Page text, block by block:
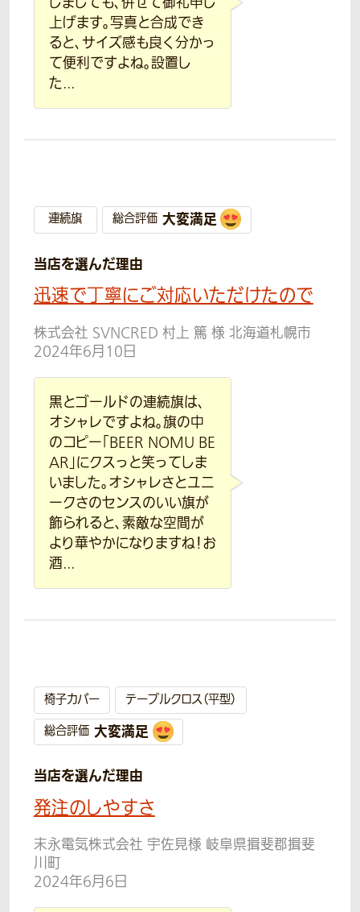
上げます。写真と合成でき
ると、サイズ感も良く分かっ
て便利ですよね。設置し
た...
連続旗 総合評価 大変満足
当店を選んだ理由
迅速で丁寧にご対応いただけたので
株式会社 SVNCRED 村上 篤 様 北海道札幌市
2024年6月10日
黒とゴールドの連続旗は、
オシャレですよね。旗の中
のコピー「BEER NOMU BE
AR」にクスっと笑ってしま
いました。オシャレさとユニ
ークさのセンスのいい旗が
飾られると、素敵な空間が
より華やかになりますね！お
酒...
椅子カバー
テーブルクロス（平型）
総合評価 大変満足
当店を選んだ理由
発注のしやすさ
末永電気株式会社 宇佐見様 岐阜県揖斐郡揖斐
川町
2024年6月6日